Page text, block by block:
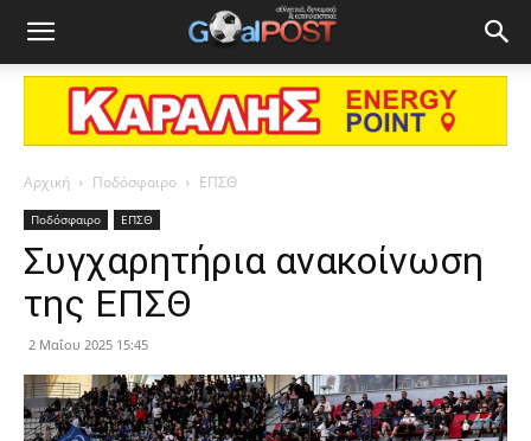
Αρχική Ποδόσφαιρο ΕΠΣΘ
Ποδόσφαιρο ΕΠΣΘ
Συγχαρητήρια ανακοίνωση
της ΕΠΣΘ
2 Μαΐου 2025 15:45